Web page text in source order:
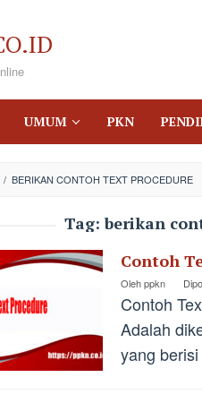
UMUM PKN
/ BERIKAN CONTOH TEXT PROCEDURE
Tag:berikan
Contoh
Olehppkn
Contoh
Adalah
yang